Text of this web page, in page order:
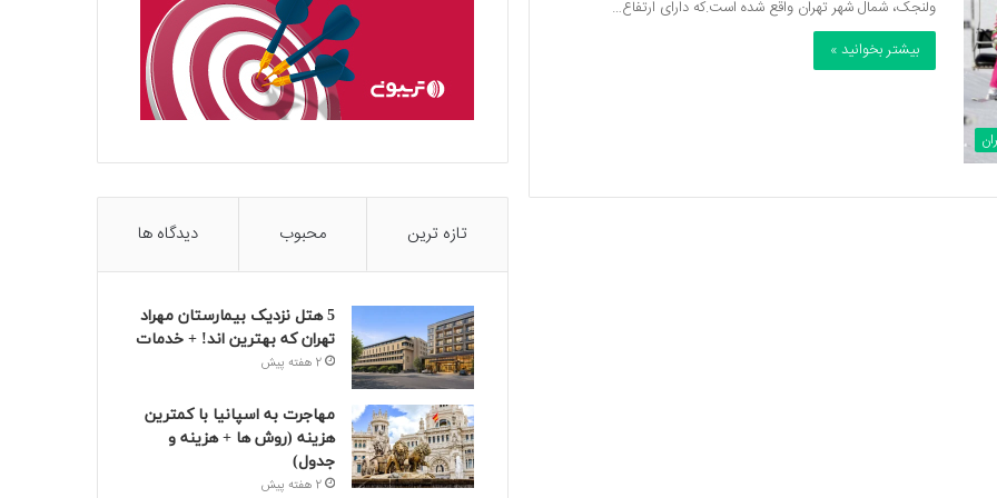
ولنجک، شمال شهر تهران واقع شده است.که دارای ارتفاع…
بیشتر بخوانید »
تازه ترین محبوب دیدگاه ها
5 هتل نزدیک بیمارستان مهراد
تهران که بهترین‌ اند! + خدمات
2 هفته پیش
مهاجرت به اسپانیا با کمترین
هزینه (روش ها + هزینه و
جدول)
2 هفته پیش